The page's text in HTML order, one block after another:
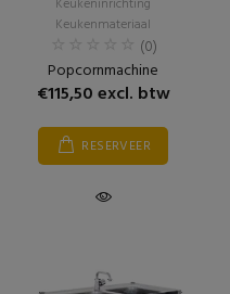
Keukeninrichting
Keukenmateriaal
(0)
Popcornmachine
€115,50 excl. btw
RESERVEER